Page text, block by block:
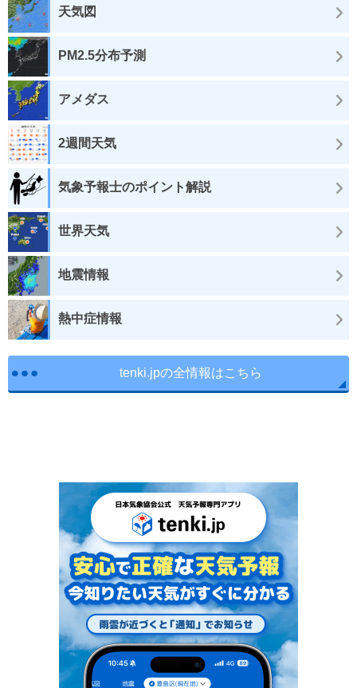
天気図
PM2.5分布予測
アメダス
2週間天気
気象予報士のポイント解説
世界天気
地震情報
熱中症情報
tenki.jpの全情報はこちら